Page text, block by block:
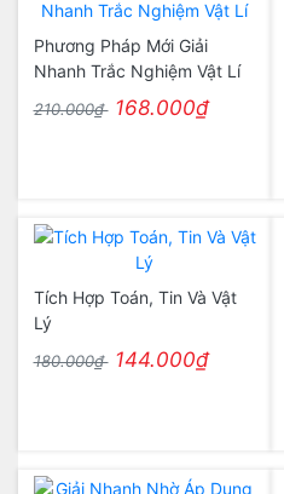
Phương Pháp Mới Giải
Nhanh Trắc Nghiệm Vật Lí
210.000₫ 168.000₫
Tích Hợp Toán, Tin Và Vật
Lý
180.000₫ 144.000₫